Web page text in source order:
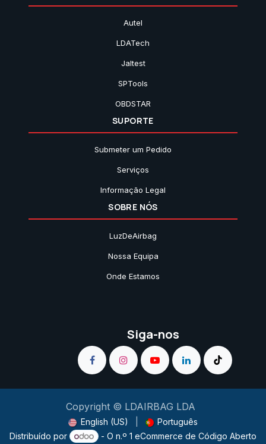
Autel
LDATech
Jaltest
SPTools
OBDSTAR
SUPORTE
Submeter um Pedido
Serviços
Informação Legal
SOBRE NÓS
LuzDeAirbag
Nossa Equipa
Onde Estamos
Siga-nos
Copyright © LDAIRBAG LDA
English (US)
Português
Distribuído por
- O n.º 1 eCommerce de Código Aberto